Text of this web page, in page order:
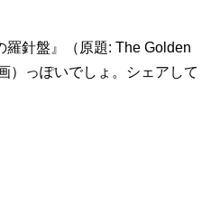
羅針盤』（原題: The Golden
）っぽいでしょ。シェアして